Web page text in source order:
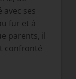
ses
fur et à
parents, il
confronté